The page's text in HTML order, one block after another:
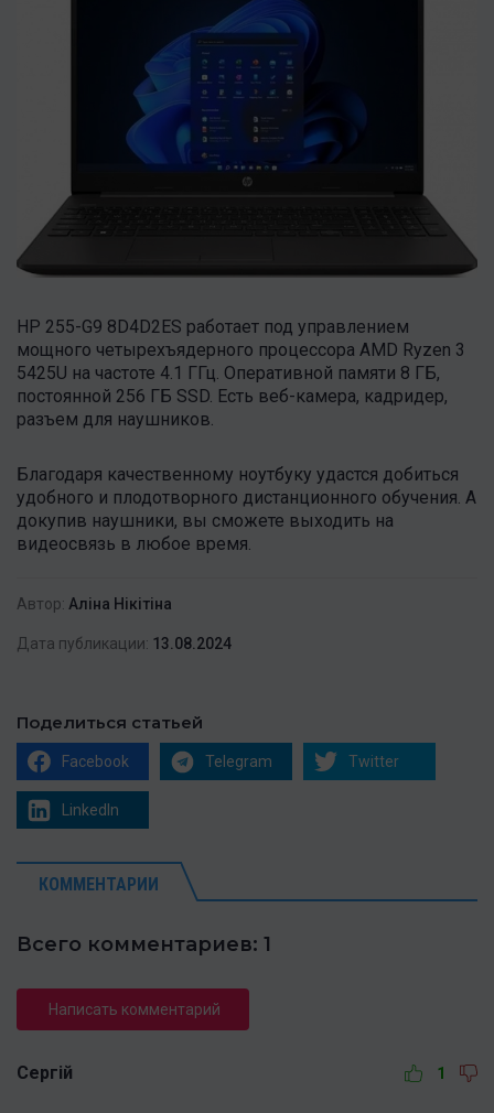
HP 255-G9 8D4D2ES работает под управлением
мощного четырехъядерного процессора AMD Ryzen 3
5425U на частоте 4.1 ГГц. Оперативной памяти 8 ГБ,
постоянной 256 ГБ SSD. Есть веб-камера, кадридер,
разъем для наушников.
Благодаря качественному ноутбуку удастся добиться
удобного и плодотворного дистанционного обучения. А
докупив наушники, вы сможете выходить на
видеосвязь в любое время.
Автор: Аліна Нікітіна
Дата публикации: 13.08.2024
Поделиться статьей
Facebook Telegram Twitter
LinkedIn
КОММЕНТАРИИ
Всего комментариев: 1
Написать комментарий
Сергій 1